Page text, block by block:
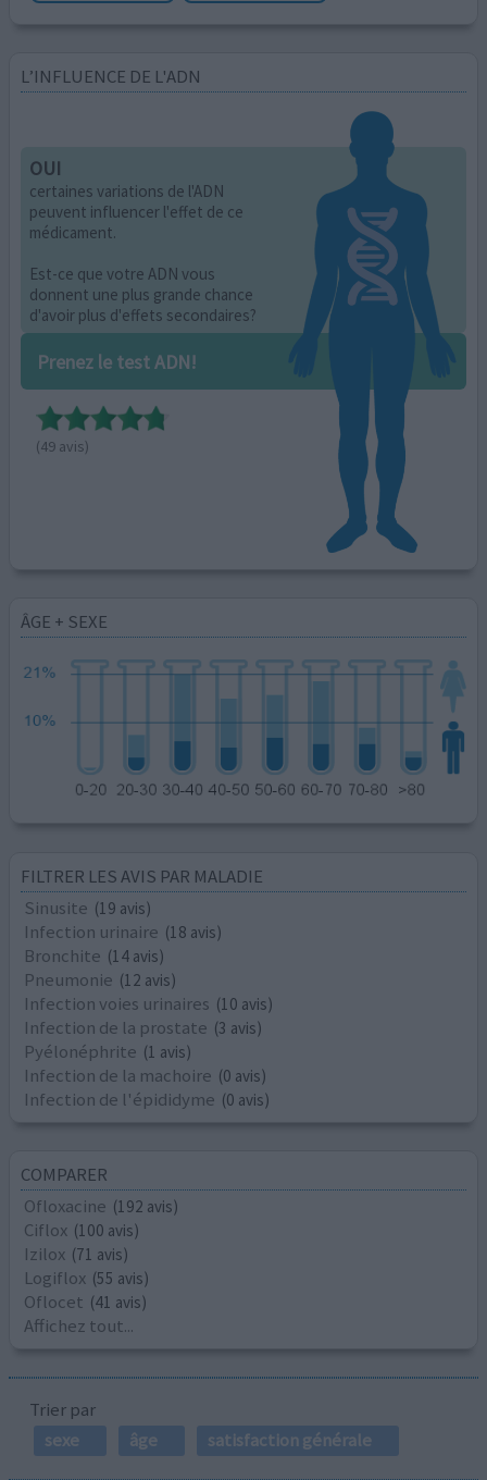
L’INFLUENCE DE L'ADN
OUI
certaines variations de l'ADN
peuvent influencer l'effet de ce
médicament.
Est-ce que votre ADN vous
donnent une plus grande chance
d'avoir plus d'effets secondaires?
Prenez le test ADN!
(49 avis)
ÂGE + SEXE
FILTRER LES AVIS PAR MALADIE
Sinusite (19 avis)
Infection urinaire (18 avis)
Bronchite (14 avis)
Pneumonie (12 avis)
Infection voies urinaires (10 avis)
Infection de la prostate (3 avis)
Pyélonéphrite (1 avis)
Infection de la machoire (0 avis)
Infection de l'épididyme (0 avis)
COMPARER
Ofloxacine (192 avis)
Ciflox (100 avis)
Izilox (71 avis)
Logiflox (55 avis)
Oflocet (41 avis)
Affichez tout...
Trier par
sexe
âge satisfaction générale